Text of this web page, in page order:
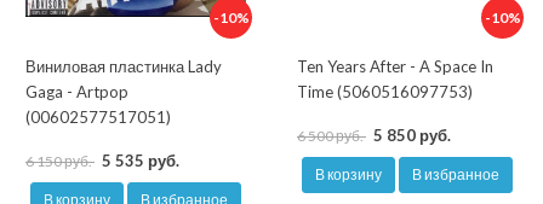
-10%
Виниловая пластинка Lady
Gaga - Artpop
(00602577517051)
6 150 руб. 5 535 руб.
В корзину В избранное
-10%
Ten Years After - A Space In
Time (5060516097753)
6 500 руб. 5 850 руб.
В корзину В избранное